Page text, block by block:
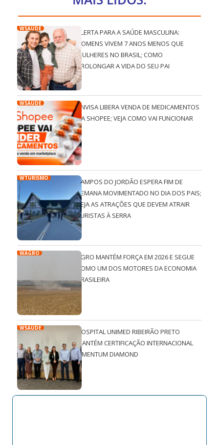
WSAÚDE
ALERTA PARA A SAÚDE MASCULINA:
HOMENS VIVEM 7 ANOS MENOS QUE
MULHERES NO BRASIL; COMO
PROLONGAR A VIDA DO SEU PAI
WSAÚDE
ANVISA LIBERA VENDA DE MEDICAMENTOS
NA SHOPEE; VEJA COMO VAI FUNCIONAR
WTURISMO
CAMPOS DO JORDÃO ESPERA FIM DE
SEMANA MOVIMENTADO NO DIA DOS PAIS;
VEJA AS ATRAÇÕES QUE DEVEM ATRAIR
TURISTAS À SERRA
WAGRO
AGRO MANTÉM FORÇA EM 2026 E SEGUE
COMO UM DOS MOTORES DA ECONOMIA
BRASILEIRA
WSAÚDE
HOSPITAL UNIMED RIBEIRÃO PRETO
MANTÉM CERTIFICAÇÃO INTERNACIONAL
QMENTUM DIAMOND